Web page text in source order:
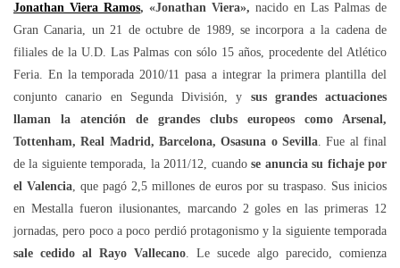
Jonathan Viera Ramos, «Jonathan Viera», nacido en Las Palmas de
Gran Canaria, un 21 de octubre de 1989, se incorpora a la cadena de
filiales de la U.D. Las Palmas con sólo 15 años, procedente del Atlético
Feria. En la temporada 2010/11 pasa a integrar la primera plantilla del
conjunto canario en Segunda División, y sus grandes actuaciones
llaman la atención de grandes clubs europeos como Arsenal,
Tottenham, Real Madrid, Barcelona, Osasuna o Sevilla. Fue al final
de la siguiente temporada, la 2011/12, cuandose anuncia su fichaje por
el Valencia, que pagó 2,5 millones de euros por su traspaso. Sus inicios
en Mestalla fueron ilusionantes, marcando 2 goles en las primeras 12
jornadas, pero poco a poco perdió protagonismo y la siguiente temporada
sale cedido al Rayo Vallecano. Le sucede algo parecido, comienza